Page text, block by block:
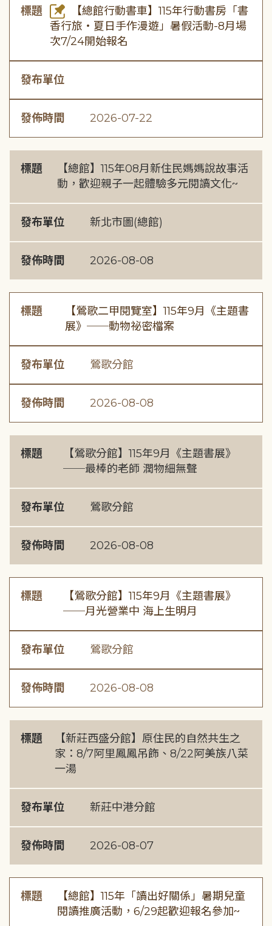
標題
【總館行動書車】115年行動書房「書
香行旅・夏日手作漫遊」暑假活動-8月場
次7/24開始報名
發布單位
發佈時間 2026-07-22
標題
【總館】115年08月新住民媽媽說故事活
動，歡迎親子一起體驗多元閱讀文化~
發布單位 新北市圖(總館)
發佈時間 2026-08-08
標題
【鶯歌二甲閱覽室】115年9月《主題書
展》──動物祕密檔案
發布單位 鶯歌分館
發佈時間 2026-08-08
標題
【鶯歌分館】115年9月《主題書展》
──最棒的老師 潤物細無聲
發布單位 鶯歌分館
發佈時間 2026-08-08
標題
【鶯歌分館】115年9月《主題書展》
──月光營業中 海上生明月
發布單位 鶯歌分館
發佈時間 2026-08-08
標題
【新莊西盛分館】原住民的自然共生之
家：8/7阿里鳳鳳吊飾、8/22阿美族八菜
一湯
發布單位 新莊中港分館
發佈時間 2026-08-07
標題
【總館】115年「讀出好關係」暑期兒童
閱讀推廣活動，6/29起歡迎報名參加~